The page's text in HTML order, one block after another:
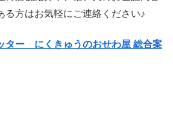
る方はお気軽にご連絡ください♪
ター にくきゅうのおせわ屋 総合案